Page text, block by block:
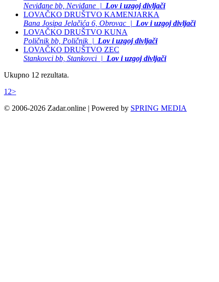
Neviđane bb, Neviđane | Lov i uzgoj divljači
LOVAČKO DRUŠTVO KAMENJARKA
Bana Josipa Jelačića 6, Obrovac | Lov i uzgoj divljači
LOVAČKO DRUŠTVO KUNA
Poličnik bb, Poličnik | Lov i uzgoj divljači
LOVAČKO DRUŠTVO ZEC
Stankovci bb, Stankovci | Lov i uzgoj divljači
Ukupno 12 rezultata.
1 2>
© 2006-2026 Zadar.online | Powered by SPRING MEDIA